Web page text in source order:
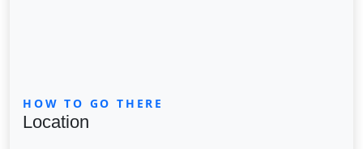
HOW TO GO THERE
Location